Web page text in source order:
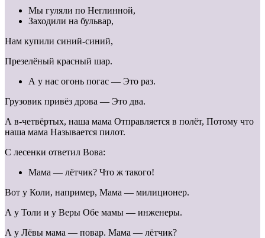
Мы гуляли по Неглинной,
Заходили на бульвар,
Нам купили синий-синий,
Презелёный красный шар.
А у нас огонь погас — Это раз.
Грузовик привёз дрова — Это два.
А в-четвёртых, наша мама Отправляется в полёт, Потому что
наша мама Называется пилот.
С лесенки ответил Вова:
Мама — лётчик? Что ж такого!
Вот у Коли, например, Мама — милиционер.
А у Толи и у Веры Обе мамы — инженеры.
А у Лёвы мама — повар. Мама — лётчик?